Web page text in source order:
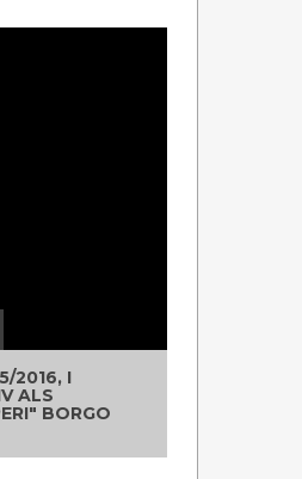
2016, I
ALS
BORGO